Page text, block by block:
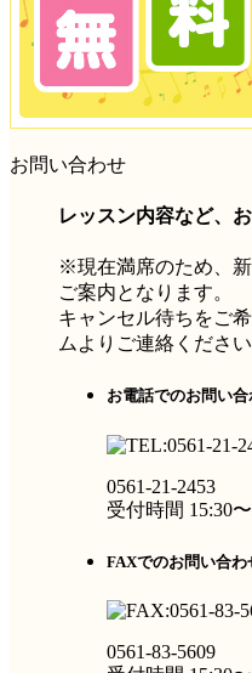
お問い合わせ
レッスン内容など、
※現在満席のため、
ご案内となります。
キャンセル待ちをご
ムよりご連絡ください
お電話でのお問い合
0561-21-2453
受付時間 15:30
FAXでのお問い合わ
0561-83-5609